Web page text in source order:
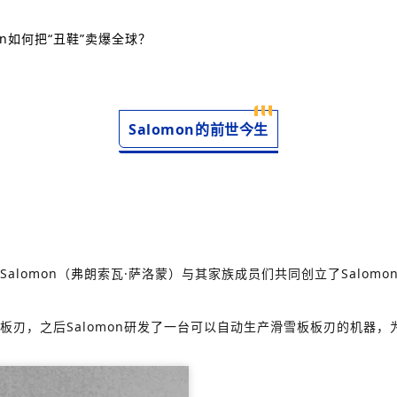
何把“丑鞋”卖爆全球？
Salomon的前世今生
（弗朗索瓦·萨洛蒙）与其家族成员们共同创立了Salomon
，之后Salomon研发了一台可以自动生产滑雪板板刃的机器，